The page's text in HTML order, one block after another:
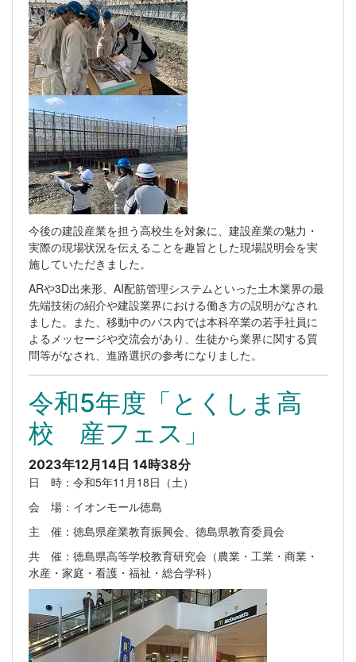
今後の建設産業を担う高校生を対象に、建設産業の魅力・
実際の現場状況を伝えることを趣旨とした現場説明会を実
施していただきました。
ARや3D出来形、AI配筋管理システムといった土木業界の最
先端技術の紹介や建設業界における働き方の説明がなされ
ました。また、移動中のバス内では本科卒業の若手社員に
よるメッセージや交流会があり、生徒から業界に関する質
問等がなされ、進路選択の参考になりました。
令和5年度「とくしま高
校 産フェス」
2023年12月14日 14時38分
日 時：令和5年11月18日（土）
会 場：イオンモール徳島
主 催：徳島県産業教育振興会、徳島県教育委員会
共 催：徳島県高等学校教育研究会（農業・工業・商業・
水産・家庭・看護・福祉・総合学科）